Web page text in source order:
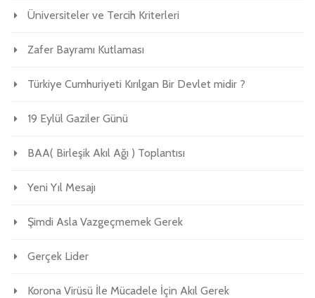
Üniversiteler ve Tercih Kriterleri
Zafer Bayramı Kutlaması
Türkiye Cumhuriyeti Kırılgan Bir Devlet midir ?
19 Eylül Gaziler Günü
BAA( Birleşik Akıl Ağı ) Toplantısı
Yeni Yıl Mesajı
Şimdi Asla Vazgeçmemek Gerek
Gerçek Lider
Korona Virüsü İle Mücadele İçin Akıl Gerek